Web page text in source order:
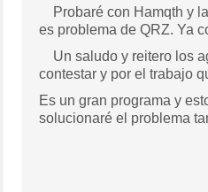
Probaré con Hamqth y
es problema de QRZ. Ya
Un saludo y reitero los
contestar y por el trabajo
Es un gran programa y
solucionaré el problema